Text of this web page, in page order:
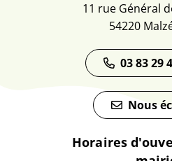
11 rue Général
54220
03 83 29
Nous
Horaires